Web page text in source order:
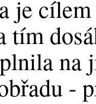
je
tím
na
-